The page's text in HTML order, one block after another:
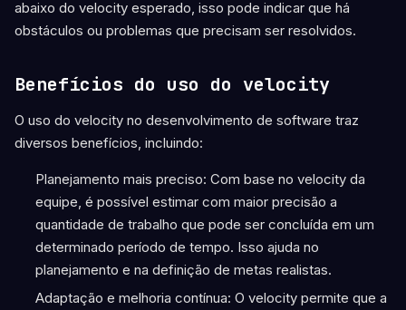
abaixo do velocity esperado, isso pode indicar que há
obstáculos ou problemas que precisam ser resolvidos.
Benefícios do uso do velocity
O uso do velocity no desenvolvimento de software traz
diversos benefícios, incluindo:
Planejamento mais preciso: Com base no velocity da
equipe, é possível estimar com maior precisão a
quantidade de trabalho que pode ser concluída em um
determinado período de tempo. Isso ajuda no
planejamento e na definição de metas realistas.
Adaptação e melhoria contínua: O velocity permite que a